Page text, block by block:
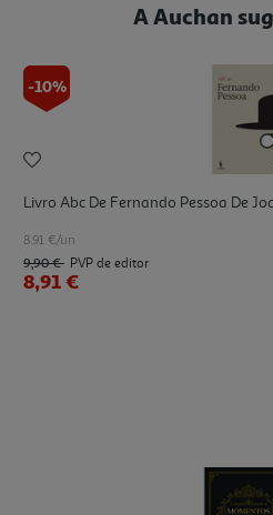
A Auchan
-10%
Livro Abc De Fernando Pessoa De
8.91 €/un
9,90 € PVP de editor
8,91 €